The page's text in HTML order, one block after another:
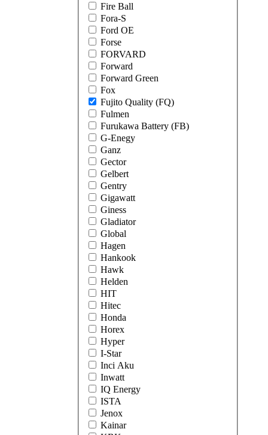
Fire Ball
Fora-S
Ford OE
Forse
FORVARD
Forward
Forward Green
Fox
Fujito Quality (FQ)
Fulmen
Furukawa Battery (FB)
G-Enegy
Ganz
Gector
Gelbert
Gentry
Gigawatt
Giness
Gladiator
Global
Hagen
Hankook
Hawk
Helden
HIT
Hitec
Honda
Horex
Hyper
I-Star
Inci Aku
Inwatt
IQ Energy
ISTA
Jenox
Kainar